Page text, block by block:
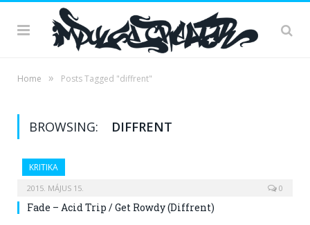
Home » Posts Tagged "diffrent"
BROWSING: DIFFRENT
KRITIKA
2015. MÁJUS 15. 0
Fade – Acid Trip / Get Rowdy (Diffrent)